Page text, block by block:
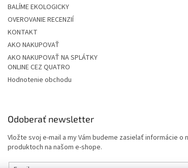
BALÍME EKOLOGICKY
OVEROVANIE RECENZIÍ
KONTAKT
AKO NAKUPOVAŤ
AKO NAKUPOVAŤ NA SPLÁTKY
ONLINE CEZ QUATRO
Hodnotenie obchodu
Odoberať newsletter
Vložte svoj e-mail a my Vám budeme zasielať informácie o
produktoch na našom e-shope.